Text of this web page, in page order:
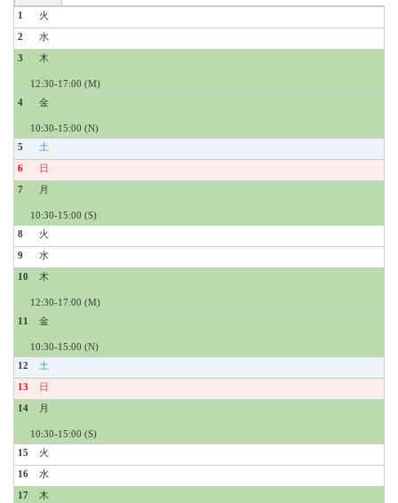
1
2
3
12:30-17:00 (M)
4
10:30-15:00 (N)
5
6
7
10:30-15:00 (S)
8
9
10
12:30-17:00 (M)
11
10:30-15:00 (N)
12
13
14
10:30-15:00 (S)
15
16
17